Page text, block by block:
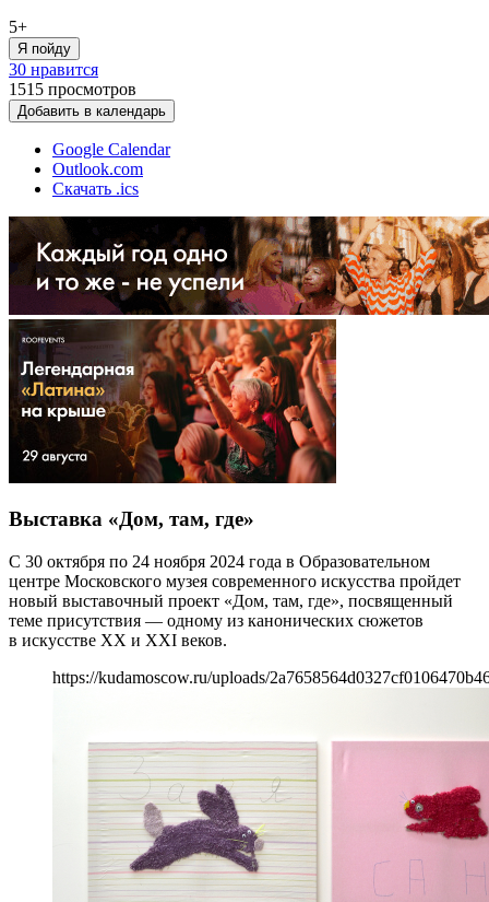
5+
Я пойду
30 нравится
1515 просмотров
Добавить в календарь
Google Calendar
Outlook.com
Скачать .ics
Выставка «Дом, там, где»
С 30 октября по 24 ноября 2024 года в Образовательном
центре Московского музея современного искусства пройдет
новый выставочный проект «Дом, там, где», посвященный
теме присутствия — одному из канонических сюжетов
в искусстве XX и XXI веков.
https://kudamoscow.ru/uploads/